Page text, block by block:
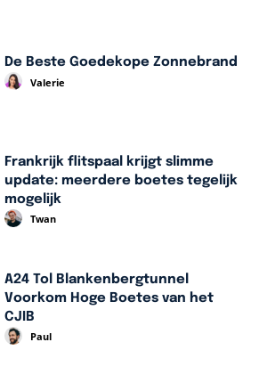
De Beste Goedekope Zonnebrand
Valerie
Frankrijk flitspaal krijgt slimme
update: meerdere boetes tegelijk
mogelijk
Twan
A24 Tol Blankenbergtunnel
Voorkom Hoge Boetes van het
CJIB
Paul